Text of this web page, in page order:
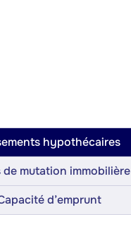
hypothécaires
de mutation immobilière
d’emprunt